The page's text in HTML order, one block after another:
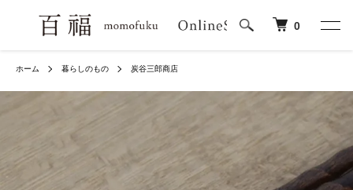
0
ホーム 暮らしのもの 炭谷三郎商店